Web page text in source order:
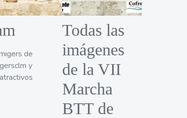
de
y
Todas las
imágenes
de la VII
Marcha
BTT de